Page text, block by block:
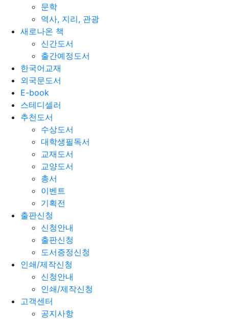
문학
역사, 지리, 관광
새로나온 책
신간도서
출간예정도서
한국어교재
외국문도서
E-book
스테디셀러
추천도서
수상도서
대학생필독서
교재도서
교양도서
총서
이벤트
기획전
출판신청
신청안내
출판신청
도서증정신청
인쇄/제작신청
신청안내
인쇄/제작신청
고객센터
공지사항